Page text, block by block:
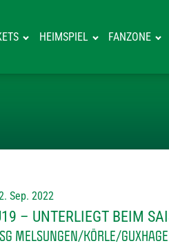
HEIMSPIEL FANZONE
Sep. 2022
– UNTERLIEGT BEIM
MELSUNGEN/KÖRLE/